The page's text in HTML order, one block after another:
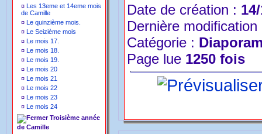
¤ Les 13eme et 14eme mois
de Camille
¤ Le quinzième mois.
¤ Le Seizième mois
¤ Le mois 17.
¤ Le mois 18.
¤ Le mois 19.
¤ Le mois 20
¤ Le mois 21
¤ Le mois 22
¤ Le mois 23
¤ Le mois 24
Troisième année
de Camille
Date de création :
Dernière
Catégorie :
Page lue 1250 fois